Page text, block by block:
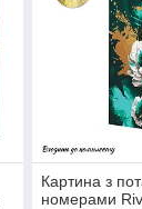
Картина з
номерами